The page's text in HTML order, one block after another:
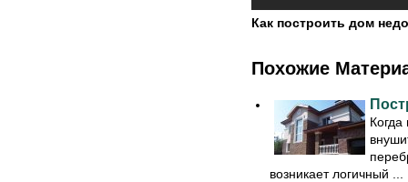
Как построить дом
Похожие
возникает логичный ...